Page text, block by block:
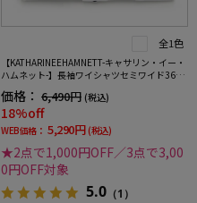
全1色
【KATHARINEEHAMNETT-キャサリン・イー・
ハムネット-】長袖ワイシャツセミワイド360°
ストレッチ吸水速乾無地通年
価格： 6,490円 (税込)
18%off
WEB価格： 5,290円 (税込)
★2点で1,000円OFF／3点で3,00
0円OFF対象
5.0 （1）